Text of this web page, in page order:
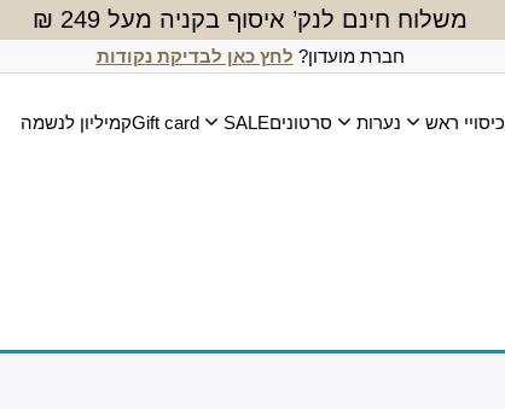
משלוח חינם לנק’ איסוף בקניה מעל 249 ₪
חברת מועדון? לחץ כאן לבדיקת נקודות
כיסויי ראש נערות סרטוניםSALE
Gift cardקמיליון לנשמה